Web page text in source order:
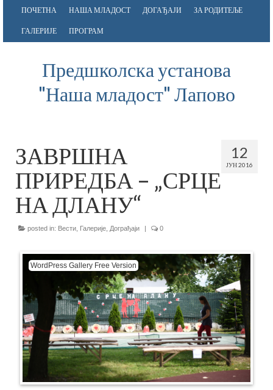
ПОЧЕТНА НАША МЛАДОСТ ДОГАЂАЈИ ЗА РОДИТЕЉЕ
ГАЛЕРИЈЕ ПРОГРАМ
Предшколска установа
"Наша младост" Лапово
12
ЈУН 2016
ЗАВРШНА
ПРИРЕДБА – „СРЦЕ
НА ДЛАНУ“
posted in: Вести Галерије Дограђаји | 0
WordPress Gallery Free Version